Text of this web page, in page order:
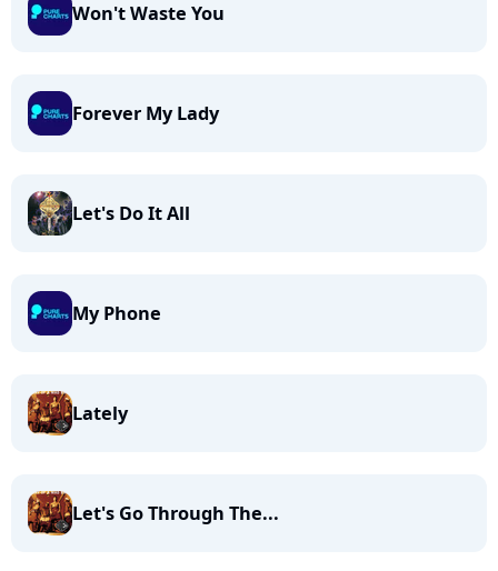
Won't Waste You
Forever My Lady
Let's Do It All
My Phone
Lately
Let's Go Through The...